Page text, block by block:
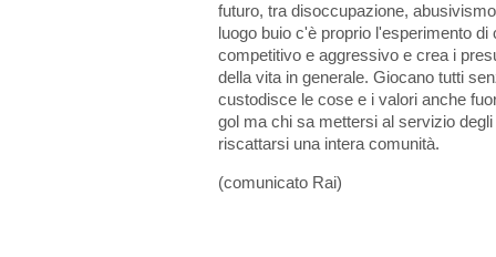
futuro, tra disoccupazione,
luogo buio c'è proprio l'esperimento
competitivo e aggressivo e crea i
della vita in generale. Giocano tutti
custodisce le cose e i valori anche
gol ma chi sa mettersi al servizio
riscattarsi una intera comunità.
(comunicato Rai)